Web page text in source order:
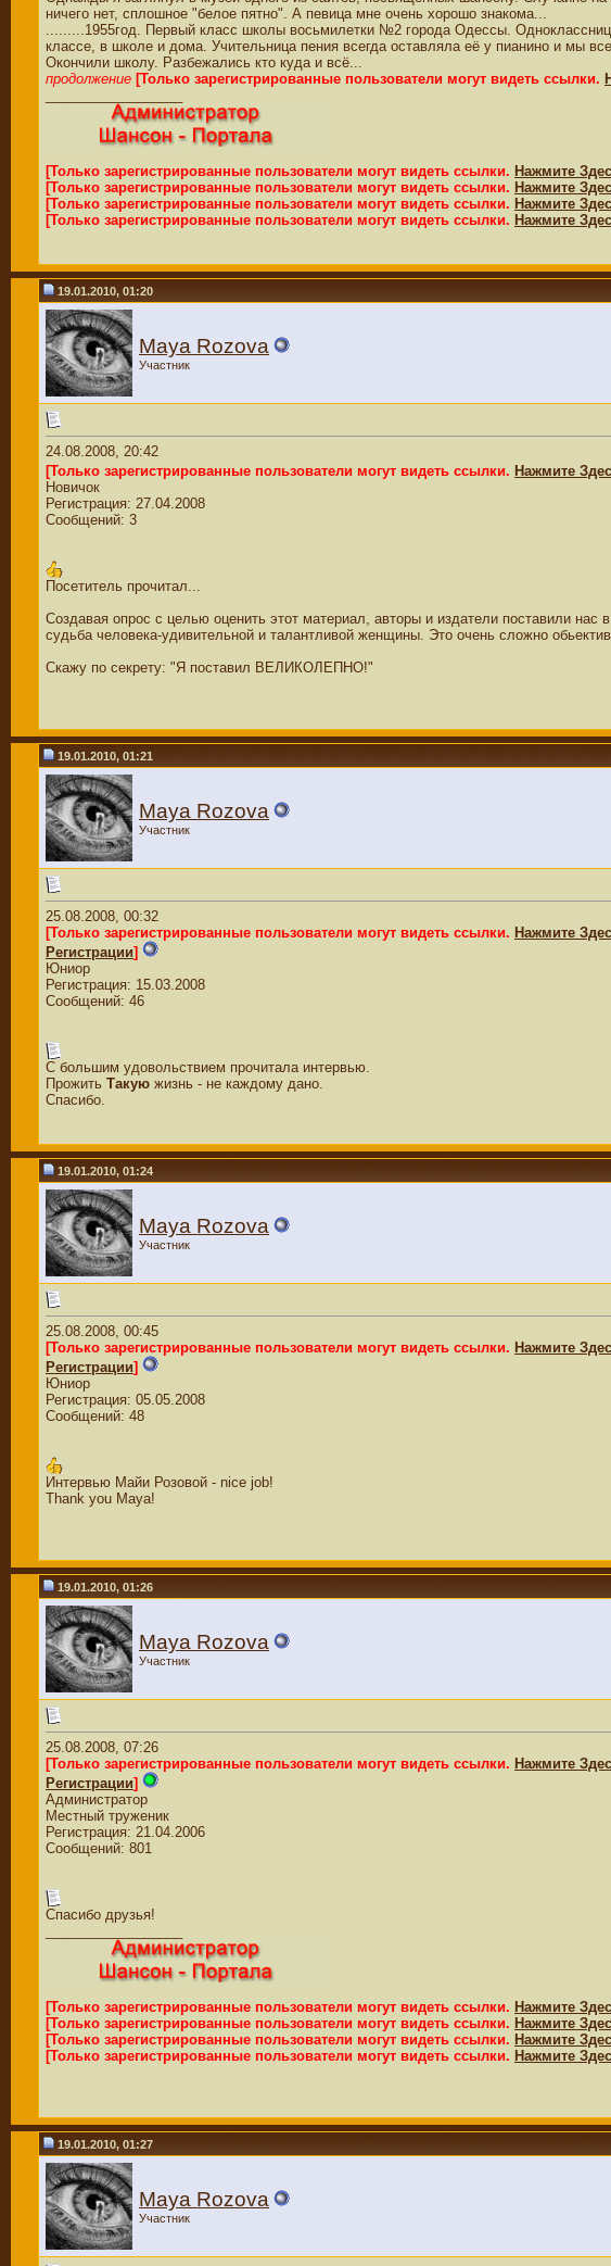
ничего нет, сплошное "белое пятно". А певица мне очень хорошо знакома...
.........1955год. Первый класс школы восьмилетки №2 города Одессы.
классе, в школе и дома. Учительница пения всегда оставляла её у пианино и мы
Окончили школу. Разбежались кто куда и всё...
продолжение [Только зарегистрированные пользователи могут видеть ссылки.
[Только зарегистрированные пользователи могут видеть ссылки. Нажмите
[Только зарегистрированные пользователи могут видеть ссылки. Нажмите
[Только зарегистрированные пользователи могут видеть ссылки. Нажмите
[Только зарегистрированные пользователи могут видеть ссылки. Нажмите
19.01.2010, 01:20
Maya Rozova
Участник
24.08.2008, 20:42
[Только зарегистрированные пользователи могут видеть ссылки. Нажмите
Новичок
Регистрация: 27.04.2008
Сообщений: 3
Посетитель прочитал...
Создавая опрос с целью оценить этот материал, авторы и издатели поставили
судьба человека-удивительной и талантливой женщины. Это очень сложно
Скажу по секрету: "Я поставил ВЕЛИКОЛЕПНО!"
19.01.2010, 01:21
Maya Rozova
Участник
25.08.2008, 00:32
[Только зарегистрированные пользователи могут видеть ссылки. Нажмите
Регистрации]
Юниор
Регистрация: 15.03.2008
Сообщений: 46
С большим удовольствием прочитала интервью.
Прожить Такую жизнь - не каждому дано.
Спасибо.
19.01.2010, 01:24
Maya Rozova
Участник
25.08.2008, 00:45
[Только зарегистрированные пользователи могут видеть ссылки. Нажмите
Регистрации]
Юниор
Регистрация: 05.05.2008
Сообщений: 48
Интервью Майи Розовой - nice job!
Thank you Maya!
19.01.2010, 01:26
Maya Rozova
Участник
25.08.2008, 07:26
[Только зарегистрированные пользователи могут видеть ссылки. Нажмите
Регистрации]
Администратор
Местный труженик
Регистрация: 21.04.2006
Сообщений: 801
Спасибо друзья!
[Только зарегистрированные пользователи могут видеть ссылки. Нажмите
[Только зарегистрированные пользователи могут видеть ссылки. Нажмите
[Только зарегистрированные пользователи могут видеть ссылки. Нажмите
[Только зарегистрированные пользователи могут видеть ссылки. Нажмите
19.01.2010, 01:27
Maya Rozova
Участник